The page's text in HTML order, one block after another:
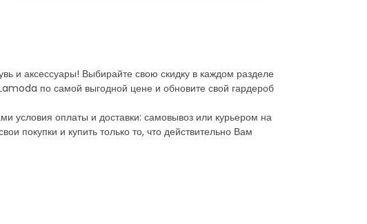
и аксессуары! Выбирайте свою скидку в каждом разделе
по самой выгодной цене и обновите свой гардероб
условия оплаты и доставки: самовывоз или курьером на
покупки и купить только то, что действительно Вам